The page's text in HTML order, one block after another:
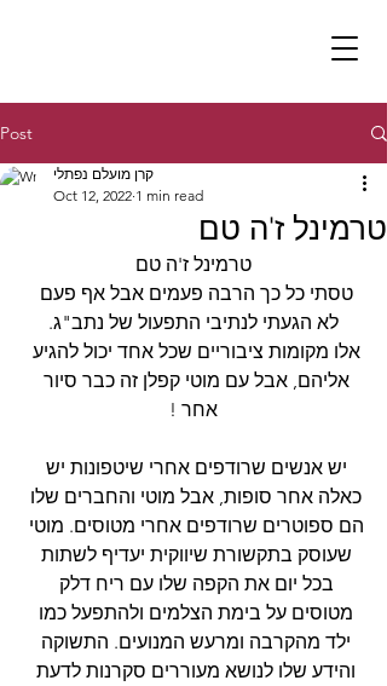
Post
טרמינל ז'ה טם
קרן מועלם נפתלי
Oct 12, 2022 1 min read
טרמינל ז'ה טם
טסתי כל כך הרבה פעמים אבל אף פעם
לא הגעתי לנתיבי התפעול של נתב"ג.
אלו מקומות ציבוריים שכל אחד יכול להגיע
אליהם, אבל עם מוטי קפלן זה כבר סיור
אחר !
יש אנשים שרודפים אחרי שיטפונות יש
כאלה אחר סופות, אבל מוטי והחברים שלו
הם ספוטרים שרודפים אחרי מטוסים. מוטי
שעוסק בתקשורת שיווקית יעדיף לשתות
בכל יום את הקפה שלו עם ריח דלק
מטוסים על בימת הצלמים ולהתפעל כמו
ילד מהקרבה ומרעש המנועים. התשוקה
והידע שלו לנושא מעוררים סקרנות לדעת